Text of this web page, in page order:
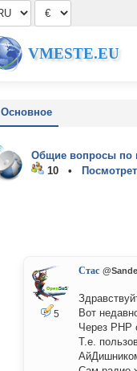
VMESTE.EU
Основное
Общие вопросы по
10 •
5
Стас
Вот
Через PHP
Т.е.